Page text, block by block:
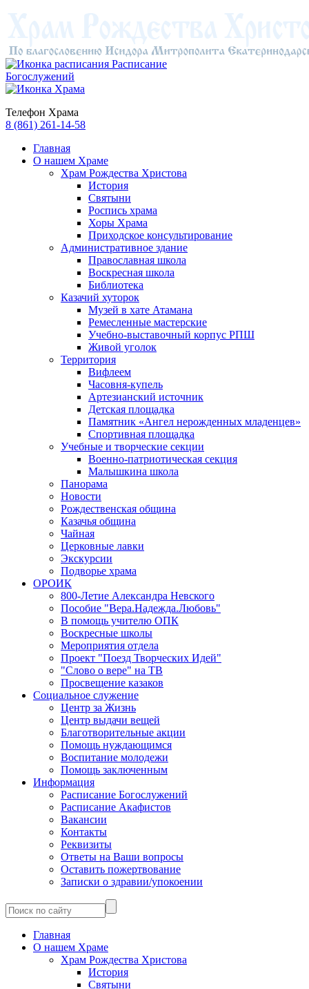
Расписание
Богослужений
Телефон Храма
8 (861) 261-14-58
Главная
О нашем Храме
Храм Рождества Христова
История
Святыни
Роспись храма
Хоры Храма
Приходское консультирование
Административное здание
Православная школа
Воскресная школа
Библиотека
Казачий хуторок
Музей в хате Атамана
Ремесленные мастерские
Учебно-выставочный корпус РПШ
Живой уголок
Территория
Вифлеем
Часовня-купель
Артезианский источник
Детская площадка
Памятник «Ангел нерожденных младенцев»
Спортивная площадка
Учебные и творческие секции
Военно-патриотическая секция
Малышкина школа
Панорама
Новости
Рождественская община
Казачья община
Чайная
Церковные лавки
Экскурсии
Подворье храма
ОРОИК
800-Летие Александра Невского
Пособие "Вера.Надежда.Любовь"
В помощь учителю ОПК
Воскресные школы
Мероприятия отдела
Проект "Поезд Творческих Идей"
"Слово о вере" на ТВ
Просвещение казаков
Социальное служение
Центр за Жизнь
Центр выдачи вещей
Благотворительные акции
Помощь нуждающимся
Воспитание молодежи
Помощь заключенным
Информация
Расписание Богослужений
Расписание Акафистов
Вакансии
Контакты
Реквизиты
Ответы на Ваши вопросы
Оставить пожертвование
Записки о здравии/упокоении
Главная
О нашем Храме
Храм Рождества Христова
История
Святыни